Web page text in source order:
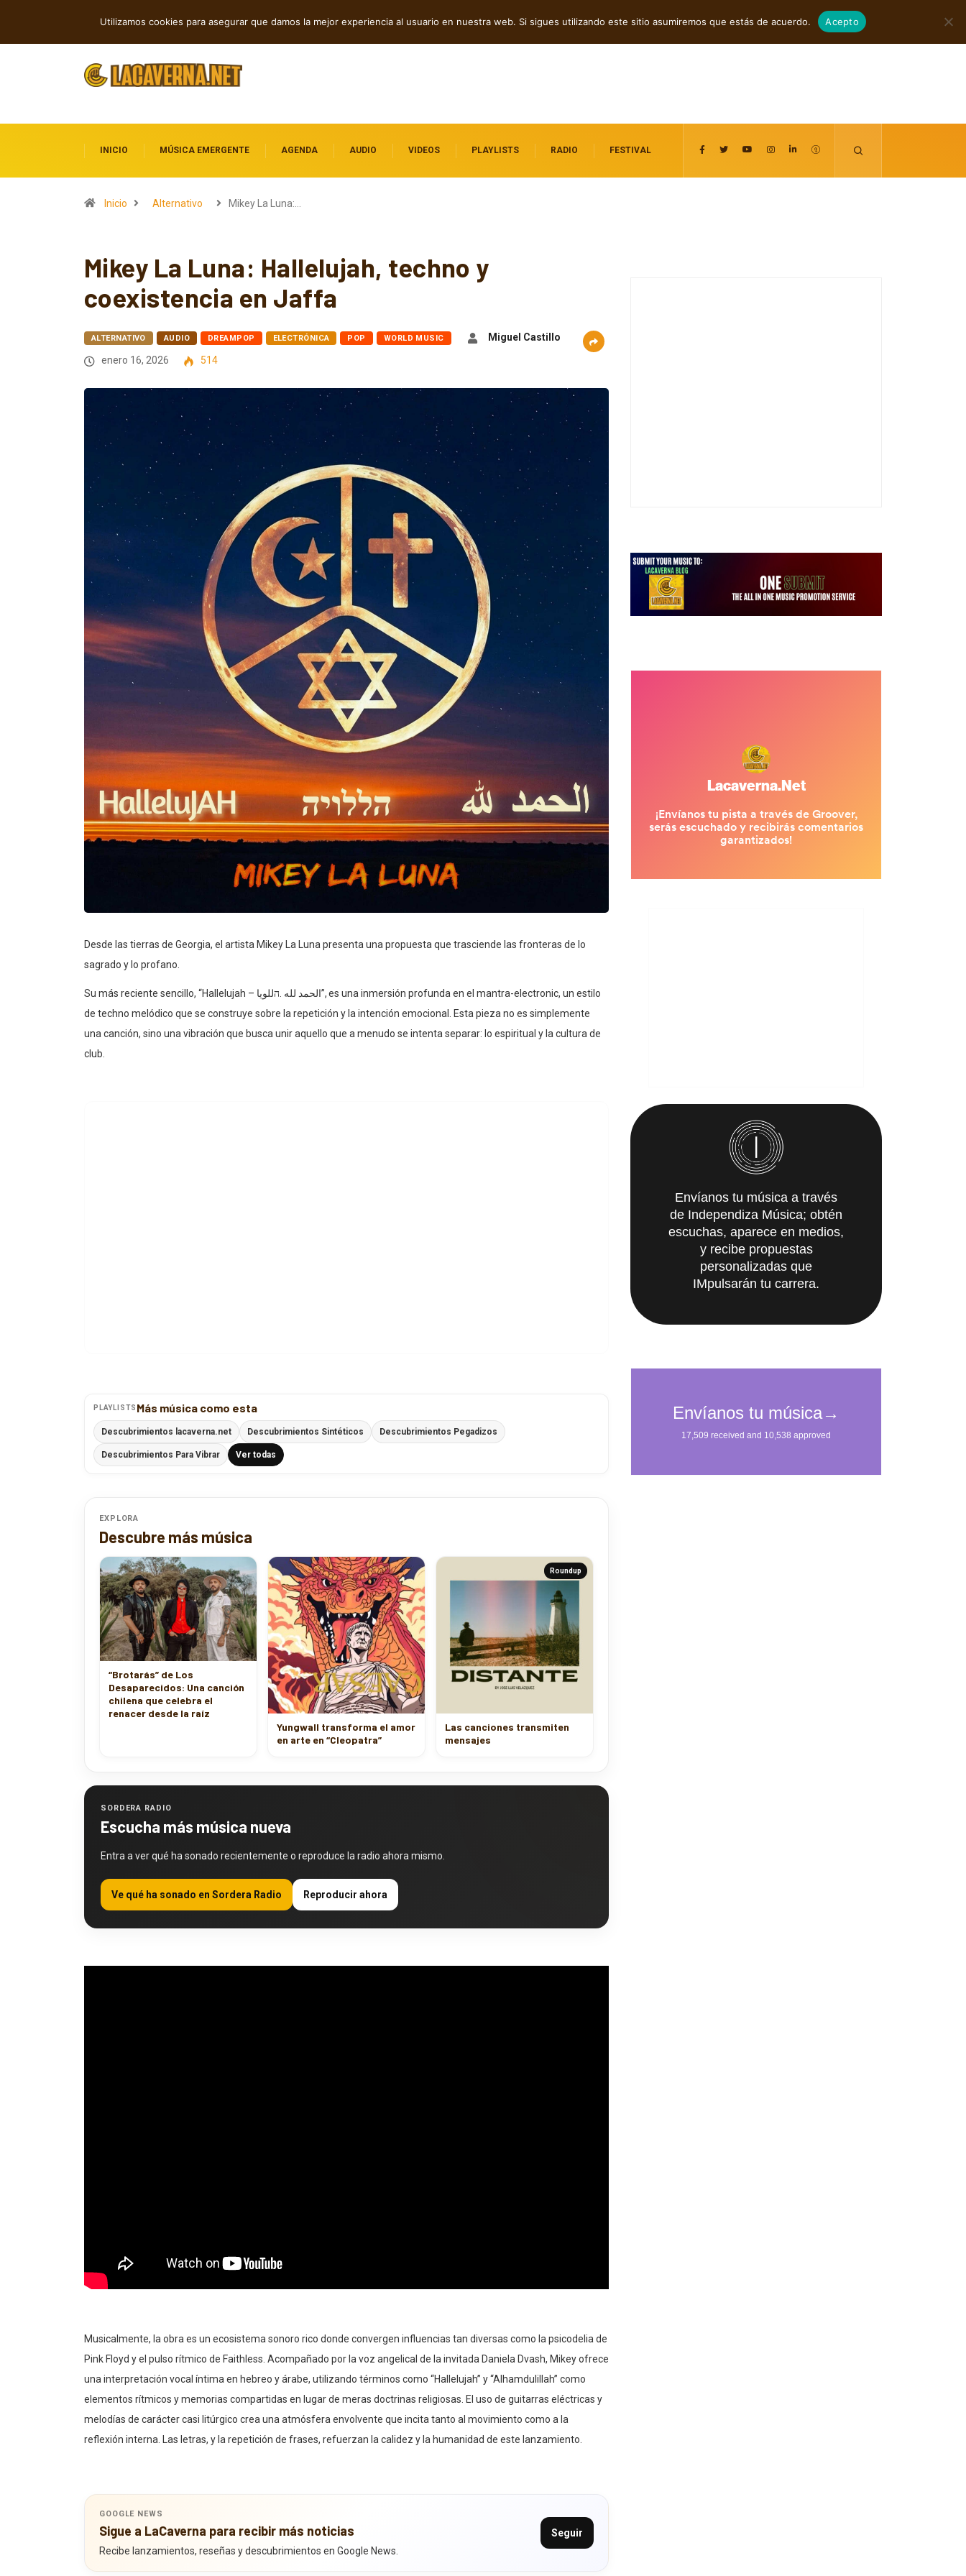
agosto 6, 2026
INICIO MÚSICA EMERGENTE AGENDA AUDIO VIDEOS PLAYLISTS RADIO FESTIVAL
Inicio Alternativo Mikey La Luna:…
Mikey La Luna: Hallelujah, techno y
coexistencia en Jaffa
ALTERNATIVO AUDIO DREAMPOP ELECTRÓNICA POP WORLD MUSIC
Miguel Castillo
enero 16, 2026
514
Desde las tierras de Georgia, el artista Mikey La Luna presenta una propuesta que trasciende las fronteras de lo
sagrado y lo profano.
Su más reciente sencillo, “Hallelujah – الحمد لله .הللويا”, es una inmersión profunda en el mantra-electronic, un estilo
de techno melódico que se construye sobre la repetición y la intención emocional. Esta pieza no es simplemente
una canción, sino una vibración que busca unir aquello que a menudo se intenta separar: lo espiritual y la cultura de
club.
PLAYLISTS Más música como esta
Descubrimientos lacaverna.net Descubrimientos Sintéticos Descubrimientos Pegadizos
Descubrimientos Para Vibrar Ver todas
EXPLORA
Descubre más música
“Brotarás” de Los
Desaparecidos: Una canción
chilena que celebra el
renacer desde la raíz
Yungwall transforma el amor
en arte en “Cleopatra”
Roundup
Las canciones transmiten
mensajes
SORDERA RADIO
Escucha más música nueva
Entra a ver qué ha sonado recientemente o reproduce la radio ahora mismo.
Ve qué ha sonado en Sordera Radio Reproducir ahora
Musicalmente, la obra es un ecosistema sonoro rico donde convergen influencias tan diversas como la psicodelia de
Pink Floyd y el pulso rítmico de Faithless. Acompañado por la voz angelical de la invitada Daniela Dvash, Mikey ofrece
una interpretación vocal íntima en hebreo y árabe, utilizando términos como “Hallelujah” y “Alhamdulillah” como
elementos rítmicos y memorias compartidas en lugar de meras doctrinas religiosas. El uso de guitarras eléctricas y
melodías de carácter casi litúrgico crea una atmósfera envolvente que incita tanto al movimiento como a la
reflexión interna. Las letras, y la repetición de frases, refuerzan la calidez y la humanidad de este lanzamiento.
GOOGLE NEWS
Sigue a LaCaverna para recibir más noticias
Recibe lanzamientos, reseñas y descubrimientos en Google News.
Seguir
Envíanos tu música a través
de Independiza Música; obtén
escuchas, aparece en medios,
y recibe propuestas
personalizadas que
IMpulsarán tu carrera.
Utilizamos cookies para asegurar que damos la mejor experiencia al usuario en nuestra web. Si sigues utilizando este sitio asumiremos que estás de acuerdo. Acepto